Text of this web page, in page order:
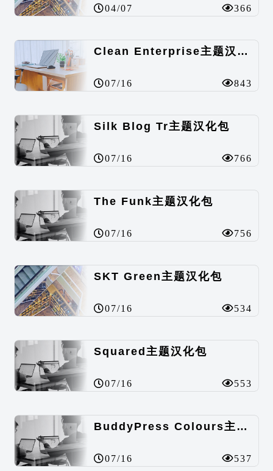
04/07 366
Clean Enterprise主题汉化包
07/16 843
Silk Blog Tr主题汉化包
07/16 766
The Funk主题汉化包
07/16 756
SKT Green主题汉化包
07/16 534
Squared主题汉化包
07/16 553
BuddyPress Colours主题汉化包
07/16 537